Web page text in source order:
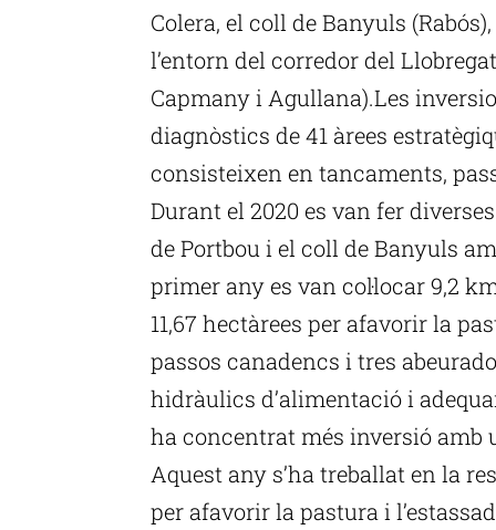
Colera, el coll de Banyuls
l’entorn del corredor del
Capmany i Agullana).Les
diagnòstics de 41 àrees
consisteixen en tancaments,
Durant el 2020 es van fer
de Portbou i el coll de Banyuls
primer any es van col·locar 9,2
11,67 hectàrees per afavorir la
passos canadencs i tres
hidràulics d’alimentació i
ha concentrat més inversió amb
Aquest any s’ha treballat en la
per afavorir la pastura i